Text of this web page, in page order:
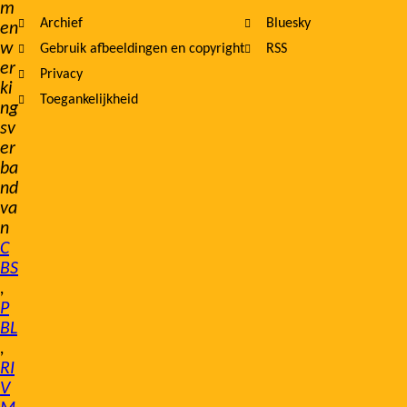
m
en
w
er
ki
ng
sv
er
ba
nd
va
n
C
BS
,
P
BL
,
RI
V
Archief
Gebruik afbeeldingen en copyright
Privacy
Toegankelijkheid
Bluesky
RSS